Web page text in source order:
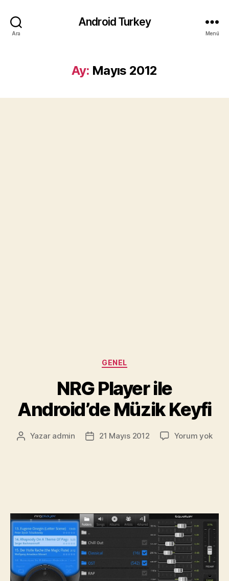
Ara
Android Turkey
Menü
Ay: Mayıs 2012
Kategoriler
GENEL
NRG Player ile
Android’de Müzik Keyfi
Yazının
Yazar admin
Yazı21 Mayıs 2012 Yorum yokNRG